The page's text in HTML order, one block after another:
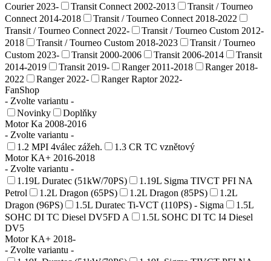
Courier 2023-
Transit Connect 2002-2013
Transit / Tourneo
Connect 2014-2018
Transit / Tourneo Connect 2018-2022
Transit / Tourneo Connect 2022-
Transit / Tourneo Custom 2012-
2018
Transit / Tourneo Custom 2018-2023
Transit / Tourneo
Custom 2023-
Transit 2000-2006 Transit 2006-2014
Transit
2014-2019
Transit 2019- Ranger 2011-2018
Ranger 2018-
2022
Ranger 2022-
Ranger Raptor 2022-
FanShop
- Zvolte variantu -
Novinky
Doplňky
Motor Ka 2008-2016
- Zvolte variantu -
1.2 MPI 4válec zážeh.
1.3 CR TC vznětový
Motor KA+ 2016-2018
- Zvolte variantu -
1.19L Duratec (51kW/70PS)
1.19L Sigma TIVCT PFI NA
Petrol
1.2L Dragon (65PS) 1.2L Dragon (85PS)
1.2L
Dragon (96PS)
1.5L Duratec Ti-VCT (110PS) - Sigma
1.5L
SOHC DI TC Diesel DV5FD A
1.5L SOHC DI TC I4 Diesel
DV5
Motor KA+ 2018-
- Zvolte variantu -